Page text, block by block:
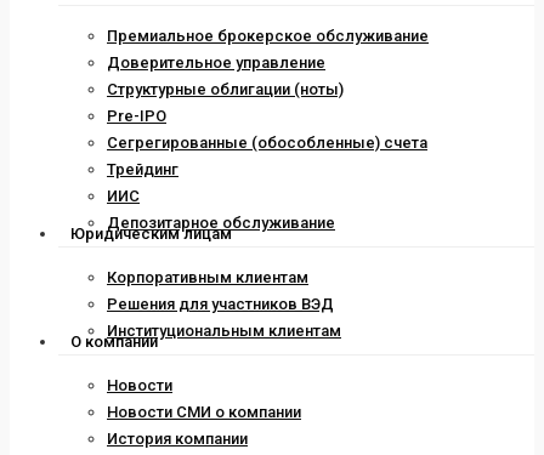
Премиальное брокерское обслуживание
Доверительное управление
Структурные облигации (ноты)
Pre-IPO
Сегрегированные (обособленные) счета
Трейдинг
ИИС
Депозитарное обслуживание
Юридическим лицам
Корпоративным клиентам
Решения для участников ВЭД
Институциональным клиентам
О компании
Новости
Новости СМИ о компании
История компании